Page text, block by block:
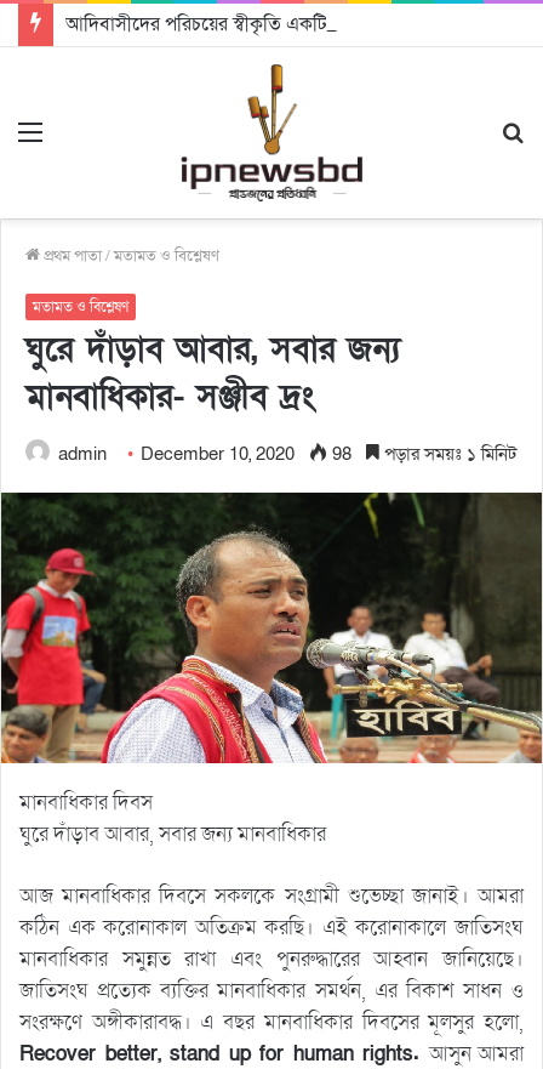
প্রথম পাতা/মতামত ও বিশ্লেষণ
মতামত ও বিশ্লেষণ
ঘুরে দাঁড়াব আবার, সবার জন্য
মানবাধিকার- সঞ্জীব দ্রং
admin December 10, 2020 98 পড়ার সময়ঃ ১ মিনিট
মানবাধিকার দিবস
ঘুরে দাঁড়াব আবার, সবার জন্য মানবাধিকার
আজ মানবাধিকার দিবসে সকলকে সংগ্রামী শুভেচ্ছা জানাই। আমরা
কঠিন এক করোনাকাল অতিক্রম করছি। এই করোনাকালে জাতিসংঘ
মানবাধিকার সমুন্নত রাখা এবং পুনরুদ্ধারের আহ্বান জানিয়েছে।
জাতিসংঘ প্রত্যেক ব্যক্তির মানবাধিকার সমর্থন, এর বিকাশ সাধন ও
সংরক্ষণে অঙ্গীকারাবদ্ধ। এ বছর মানবাধিকার দিবসের মূলসুর হলো,
Recover better, stand up for human rights.আসুন আমরা